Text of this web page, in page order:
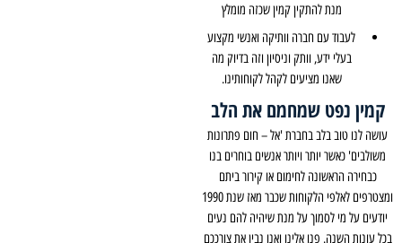
מנת להתקין קמין שכזה מומלץ
לעבוד עם חברה וותיקה ואנשי מקצוע
בעלי ידע, וותק וניסיון וזה בדיוק מה
שאנו מציעים לקהל לקוחותינו.
קמין נפט שמחמם את הלב
עושה לנו טוב בלב בחברת 'אל – חום פתרונות
משולבים' כאשר יותר ויותר אנשים בוחרים בנו
כבחירה הראשונה לחימום או קירור ביתם
ומצטרפים לאלפי הלקוחות שכבר מאז שנת 1990
יודעים על מי לסמוך על מנת שיהיה להם נעים
בכל עונות השנה. פנו אלינו ואנו נבין את צורככם